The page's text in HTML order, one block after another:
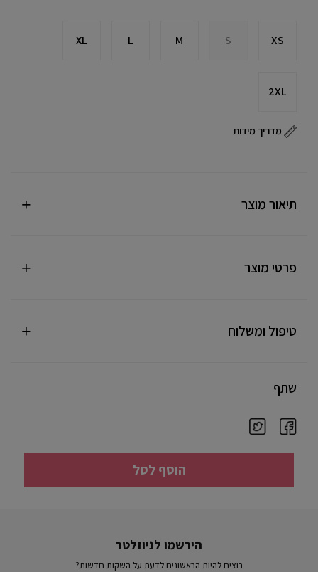
XS
S
M
L
XL
2XL
מדריך מידות
תיאור מוצר
פרטי מוצר
טיפול ומשלוח
שתף
הוסף לסל
הירשמו לניוזלטר
רוצים להיות הראשונים לדעת על השקות חדשות?